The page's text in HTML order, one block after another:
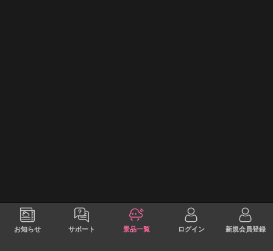
お知らせ サポート 景品一覧 ログイン 新規会員登録